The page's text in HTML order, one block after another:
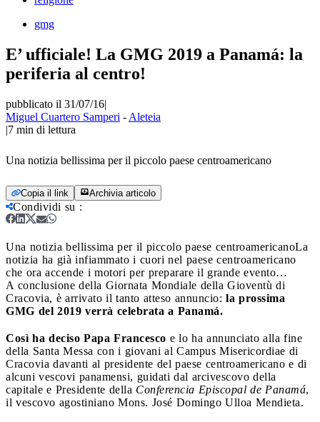
gmg
E’ ufficiale! La GMG 2019 a Panamá: la
periferia al centro!
pubblicato il 31/07/16|
Miguel Cuartero Samperi - Aleteia
|7 min di lettura
Una notizia bellissima per il piccolo paese centroamericano
Copia il link Archivia articolo
Condividi su :
Una notizia bellissima per il piccolo paese centroamericanoLa
notizia ha già infiammato i cuori nel paese centroamericano
che ora accende i motori per preparare il grande evento…
A conclusione della Giornata Mondiale della Gioventù di
Cracovia, è arrivato il tanto atteso annuncio: la prossima
GMG del 2019 verrà celebrata a Panamá.
Così ha deciso Papa Francesco e lo ha annunciato alla fine
della Santa Messa con i giovani al Campus Misericordiae di
Cracovia davanti al presidente del paese centroamericano e di
alcuni vescovi panamensi, guidati dal arcivescovo della
capitale e Presidente della Conferencia Episcopal de Panamá,
il vescovo agostiniano Mons. José Domingo Ulloa Mendieta.